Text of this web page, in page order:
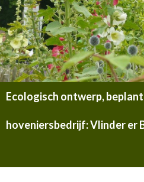
Ecologisch ontwerp,
hoveniersbedrijf: Vlinder er
NAAR
INHOUD